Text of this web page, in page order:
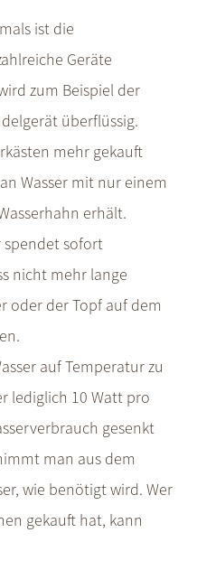
ist die
Geräte
zum Beispiel der
überflüssig.
mehr gekauft
Wasser mit nur einem
erhält.
spendet sofort
nicht mehr lange
oder der Topf auf dem
auf Temperatur zu
lediglich 10 Watt pro
gesenkt
man aus dem
wie benötigt wird. Wer
gekauft hat, kann